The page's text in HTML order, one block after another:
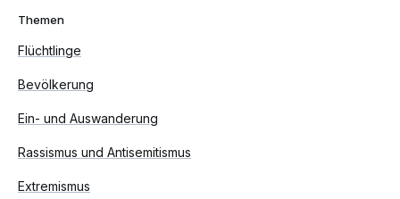
Themen
Flüchtlinge
Bevölkerung
Ein- und Auswanderung
Rassismus und Antisemitismus
Extremismus